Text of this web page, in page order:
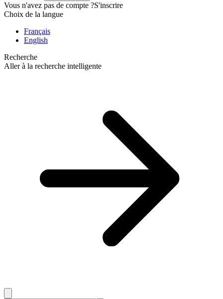
Vous n'avez pas de compte ?S'inscrire
Choix de la langue
Français
English
Recherche
Aller à la recherche intelligente